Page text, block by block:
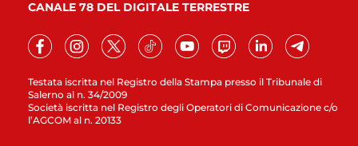
Testata iscritta nel Registro della Stampa presso il Tribunale di
Salerno al n. 34/2009
Società iscritta nel Registro degli Operatori di Comunicazione c/o
l’AGCOM al n. 20133
CANALE 78 DEL DIGITALE TERRESTRE